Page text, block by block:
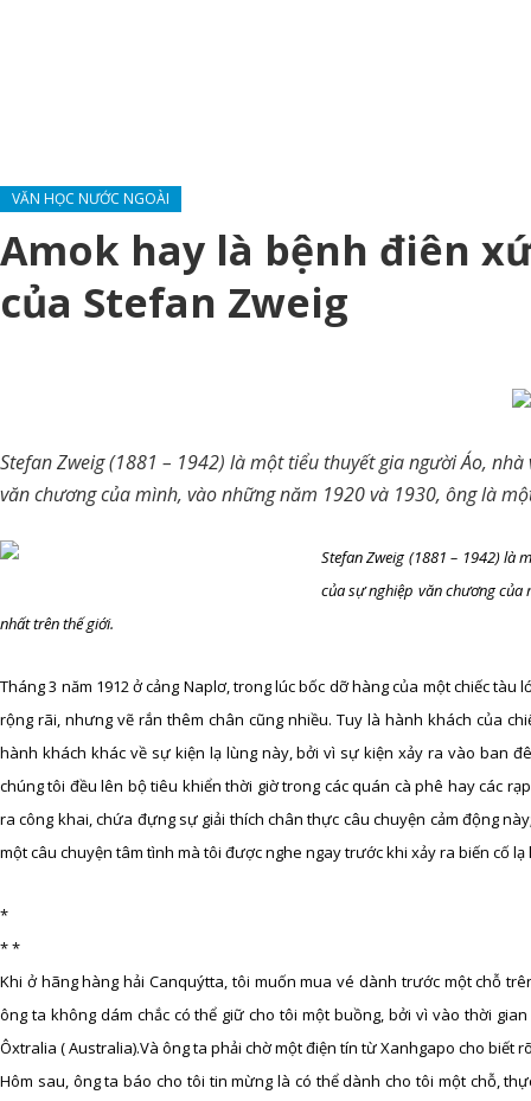
VĂN HỌC NƯỚC NGOÀI
Amok hay là bệnh điên
của Stefan Zweig
Stefan Zweig(1881 – 1942) là một tiểu thuyết gia người Áo,
văn chương của mình, vào những năm 1920 và 1930, ông là
Stefan Zweig (1881 – 1942) là
của sự nghiệp văn chương
nhất trên thế giới.
Tháng 3 năm 1912 ở cảng Naplơ, trong lúc bốc dỡ hàng của một chiếc
rộng rãi, nhưng vẽ rắn thêm chân cũng nhiều. Tuy là hành khách của
hành khách khác về sự kiện lạ lùng này, bởi vì sự kiện xảy ra vào ban
chúng tôi đều lên bộ tiêu khiển thời giờ trong các quán cà phê hay các
ra công khai, chứa đựng sự giải thích chân thực câu chuyện cảm động
một câu chuyện tâm tình mà tôi được nghe ngay trước khi xảy ra biến cố lạ
*
* *
Khi ở hãng hàng hải Canquýtta, tôi muốn mua vé dành trước một chỗ
ông ta không dám chắc có thể giữ cho tôi một buồng, bởi vì vào thời
Ôxtralia ( Australia).Và ông ta phải chờ một điện tín từ Xanhgapo cho biết
Hôm sau, ông ta báo cho tôi tin mừng là có thể dành cho tôi một chỗ,